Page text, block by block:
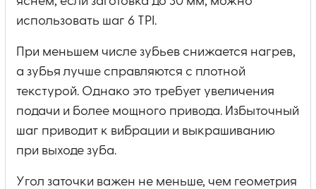
использовать шаг 6 TPI.
При меньшем числе зубьев снижается нагрев,
а зубья лучше справляются с плотной
текстурой. Однако это требует увеличения
подачи и более мощного привода. Избыточный
шаг приводит к вибрации и выкрашиванию
при выходе зуба.
Угол заточки важен не меньше, чем геометрия